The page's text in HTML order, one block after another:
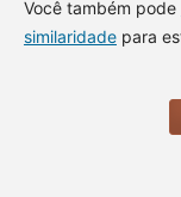
Você também pode
similaridadepara